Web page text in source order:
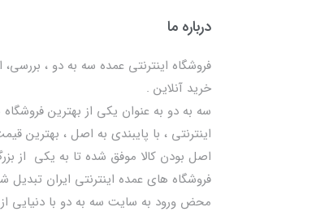
درباره ما
فروشگاه اینترنتی عمده سه به دو ، بررسی،
خرید آنلاین .
سه به دو به عنوان یکی از بهترين
اینترنتی ، با پایبندی به اصل ، بهترين
اصل‌ بودن کالا موفق شده تا به يكي از
فروشگاه هاي عمده اینترنتی ایران تبدیل
محض ورود به سایت سه به دو با دنیایی